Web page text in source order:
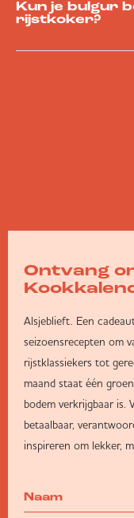
Kun je bulgur
rijstkoker?
Ontvang
Alsjeblieft. Een
seizoensrecepten om
rijstklassiekers tot
maand staat één
bodem verkrijgbaar is.
betaalbaar,
inspireren om lekker,